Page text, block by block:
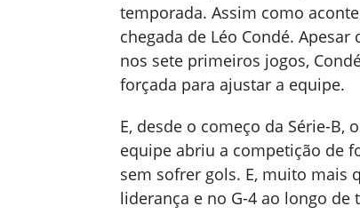
temporada. Assim como
chegada de Léo Condé.
nos sete primeiros jogos,
forçada para ajustar a equipe.
E, desde o começo da Série-
equipe abriu a competição de
sem sofrer gols. E, muito mais
liderança e no G-4 ao longo de